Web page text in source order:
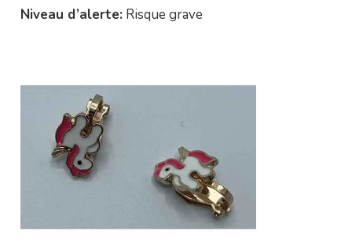
Niveau d’alerte: Risque grave